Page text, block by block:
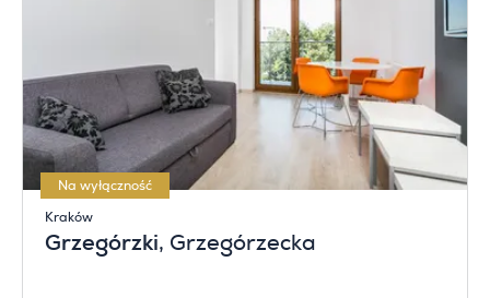
Na wyłączność
Kraków
Grzegórzki, Grzegórzecka